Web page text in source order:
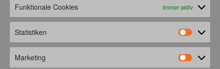
Funktionale Cookies Immer aktiv
Statistiken
Marketing Marketing
M D M S
1
2
3
9
16
17
18 19 20 21 22
23
24
30
31